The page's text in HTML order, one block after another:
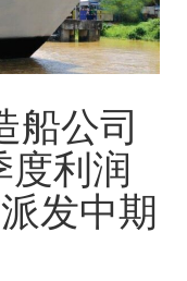
船公司
利润
发中期